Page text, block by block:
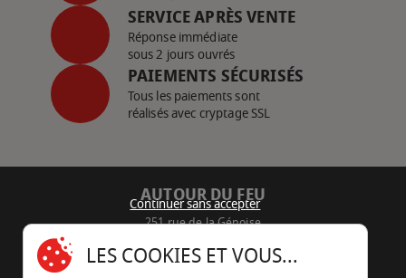
SERVICE APRÈS VENTE
Réponse immédiate
sous 2 jours ouvrés
PAIEMENTS SÉCURISÉS
Tous les paiements sont
réalisés avec cryptage SSL
AUTOUR DU FEU
251 rue de la Génoise
05 45 22 98 09
Continuer sans accepter
LES COOKIES ET VOUS...